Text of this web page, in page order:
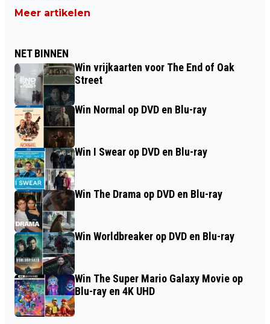
Meer artikelen
NET BINNEN
Win vrijkaarten voor The End of Oak
Street
Win Normal op DVD en Blu-ray
Win I Swear op DVD en Blu-ray
Win The Drama op DVD en Blu-ray
Win Worldbreaker op DVD en Blu-ray
Win The Super Mario Galaxy Movie op
Blu-ray en 4K UHD